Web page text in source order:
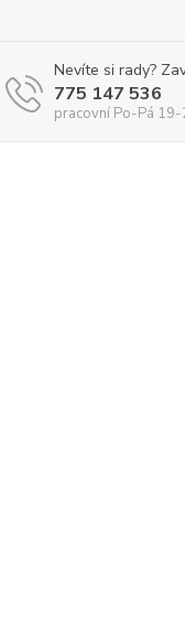
Nevíte si rady?
775 147 536
pracovní Po-Pá